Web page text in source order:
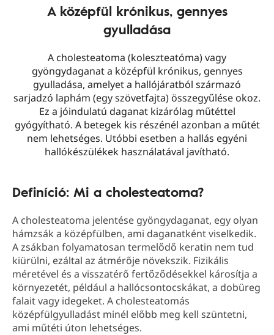
A középfül krónikus, gennyes
gyulladása
A cholesteatoma (koleszteatóma) vagy
gyöngydaganat a középfül krónikus, gennyes
gyulladása, amelyet a hallójáratból származó
sarjadzó laphám (egy szövetfajta) összegyűlése okoz.
Ez a jóindulatú daganat kizárólag műtéttel
gyógyítható. A betegek kis részénél azonban a műtét
nem lehetséges. Utóbbi esetben a hallás egyéni
hallókészülékek használatával javítható.
Definíció: Mi a cholesteatoma?
A cholesteatoma jelentése gyöngydaganat, egy olyan
hámzsák a középfülben, ami daganatként viselkedik.
A zsákban folyamatosan termelődő keratin nem tud
kiürülni, ezáltal az átmérője növekszik. Fizikális
méretével és a visszatérő fertőződésekkel károsítja a
környezetét, például a hallócsontocskákat, a dobüreg
falait vagy idegeket. A cholesteatomás
középfülgyulladást minél előbb meg kell szüntetni,
ami műtéti úton lehetséges.